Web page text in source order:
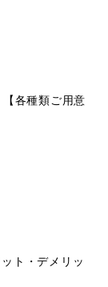
各種類ご用意
ト・デメリッ